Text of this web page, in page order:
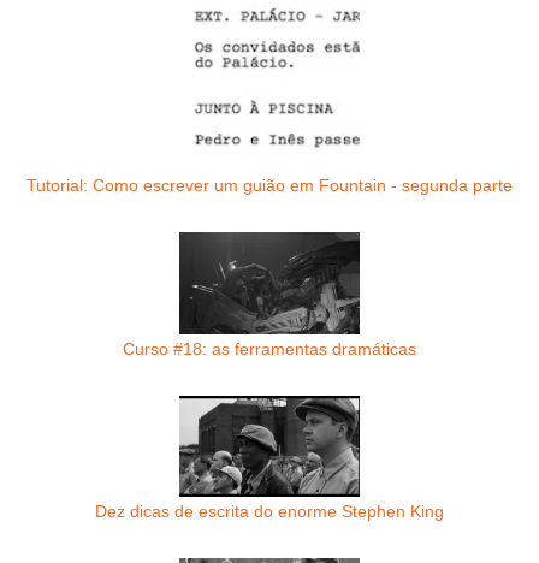
Tutorial: Como escrever um guião em Fountain - segunda parte
Curso #18: as ferramentas dramáticas
Dez dicas de escrita do enorme Stephen King